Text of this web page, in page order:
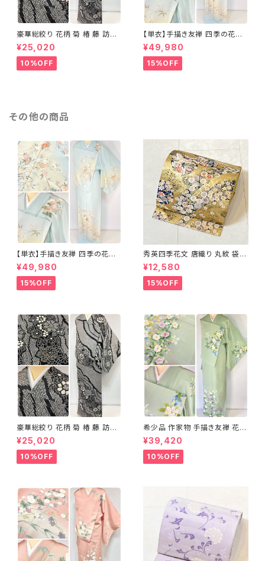
豪華総絞り 花柄 菊 椿 藤 訪問
着 鹿の子絞り ラメ 正絹 黒 白
グレー 1435
¥25,020
10%OFF
【単衣】手描き友禅 四季の花々
正絹 訪問着 水色 黄緑 白 パス
テルカラー 1431
¥49,980
15%OFF
その他の商品
【単衣】手描き友禅 四季の花々
正絹 訪問着 水色 黄緑 白 パス
テルカラー 1431
¥49,980
15%OFF
秀英四季花文 唐織り 丸紋 袋帯
正絹 金糸 ゴールド 紺 ピンク 7
05
¥12,580
15%OFF
豪華総絞り 花柄 菊 椿 藤 訪問
着 鹿の子絞り ラメ 正絹 黒 白
グレー 1435
¥25,020
10%OFF
希少品 作家物 手描き友禅 花鳥
文 椿 沈丁花 訪問着 正絹 袷 黄
緑 青 白 1418
¥39,420
10%OFF